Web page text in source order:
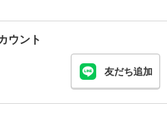
ウント
友だち追加